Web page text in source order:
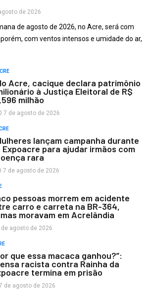
de 2026
de agosto de 2026, no Acre, será com
com ventos intensos e umidade do ar,
Acre, cacique declara patrimônio
à Justiça Eleitoral de R$
milhão
7 de agosto de 2026
lançam campanha durante
Expoacre para ajudar irmãos com
rara
7 de agosto de 2026
pessoas morrem em acidente
carro e carreta na BR-364,
moravam em Acrelândia
de agosto de 2026
que essa macaca ganhou?”:
racista contra Rainha da
termina em prisão
de agosto de 2026